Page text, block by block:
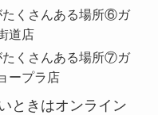
たくさんある場所⑥ガ
道店
たくさんある場所⑦ガ
ープラ店
ときはオンライン